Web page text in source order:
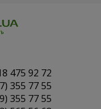
475 92 72
355 77 55
355 77 55